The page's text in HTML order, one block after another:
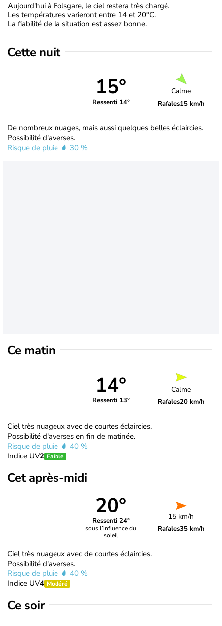
Aujourd'hui à Folsgare, le ciel restera très chargé.
Les températures varieront entre 14 et 20°C.
La fiabilité de la situation est assez bonne.
Cette nuit
15°
Ressenti 14°
Calme
Rafales15 km/h
De nombreux nuages, mais aussi quelques belles éclaircies.
Possibilité d'averses.
Risque de pluie
30 %
Ce matin
14°
Ressenti 13°
Calme
Rafales20 km/h
Ciel très nuageux avec de courtes éclaircies.
Possibilité d'averses en fin de matinée.
Risque de pluie
40 %
Indice UV2 Faible
Cet après-midi
20°
Ressenti 24°
sous l’influence du
soleil
15 km/h
Rafales35 km/h
Ciel très nuageux avec de courtes éclaircies.
Possibilité d'averses.
Risque de pluie
40 %
Indice UV4 Modéré
Ce soir